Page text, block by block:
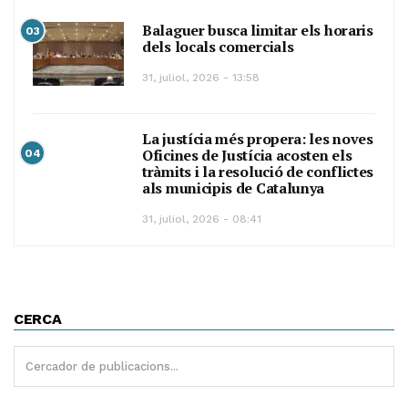
03
Balaguer busca limitar els horaris
dels locals comercials
31, juliol, 2026 - 13:58
04
La justícia més propera: les noves
Oficines de Justícia acosten els
tràmits i la resolució de conflictes
als municipis de Catalunya
31, juliol, 2026 - 08:41
CERCA